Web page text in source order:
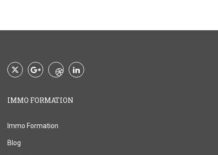
IMMO FORMATION
Immo Formation
Blog